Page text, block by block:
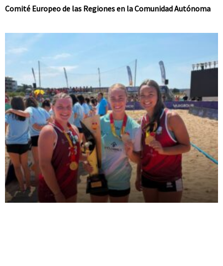
Comité Europeo de las Regiones en la Comunidad Autónoma